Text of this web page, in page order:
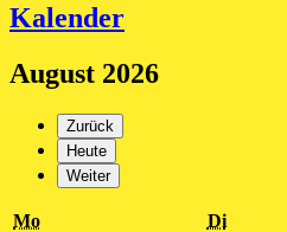
Kalender
August 2026
Zurück
Heute
Weiter
MoMontag DiDienstag